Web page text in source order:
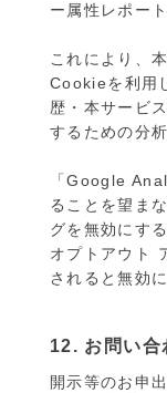
ー属性レポー
これにより、
Cookieを利用
歴・本サービ
するための分
「Google
ることを望ま
グを無効にす
オプトアウト
されると無効
12. お問い合
開示等のお申